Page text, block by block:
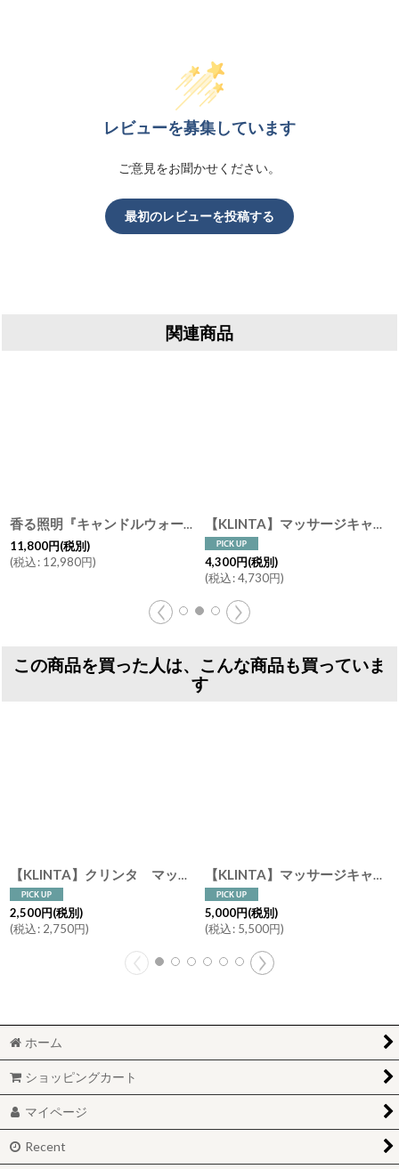
レビューを募集しています
ご意見をお聞かせください。
最初のレビューを投稿する
関連商品
香る照明『キャンドルウォーマーランプ L ハリケーン＆マッサージキャンドル200』セット ライト アロマキャンドル KLINTA クリンタ マッサージキャンドル アロマランプ ディフューザー ランタン
11,800円(税別)
(税込: 12,980円)
【KLINTA】マッサージキャンドル 200ml 45時間 クリンタ スウェーデン イギリス製 アロマキャンドル アロマ 香り 北欧 ギフト キャンドル 癒し
4,300円(税別)
(税込:4,730円)
この商品を買った人は、こんな商品も買っていま
す
【KLINTA】クリンタ マッサージキャンドル 90ml スウェーデン イギリス アロマキャンドル 香り ギフト メッセージ アロマ
2,500円(税別)
(税込: 2,750円)
【KLINTA】マッサージキャンドル 300ml 60h クリンタ 蓋付 木製蓋 スウェーデン アロマキャンドル
5,000円(税別)
(税込: 5,500円)
ホーム
ショッピングカート
マイページ
Recent